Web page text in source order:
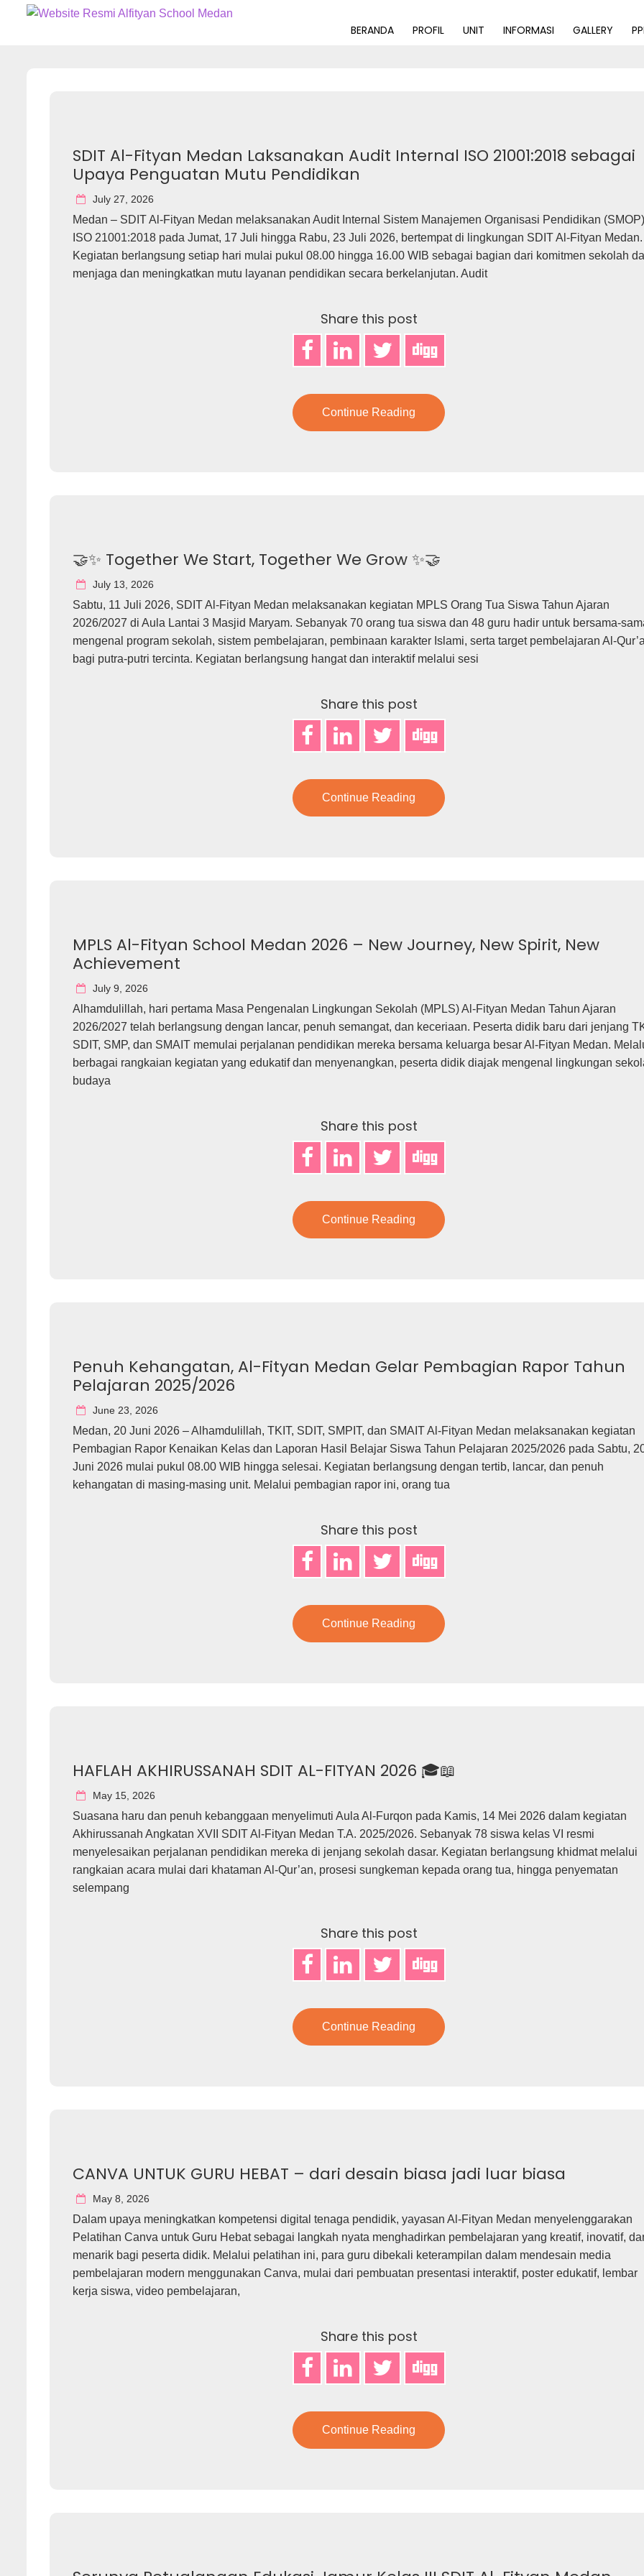
BERANDA PROFIL UNIT INFORMASI GALLERY
SD-IT
SDIT Al-Fityan Medan Laksanakan Audit Internal ISO 21001:2018 sebagai
Upaya Penguatan Mutu Pendidikan
July 27, 2026
Medan – SDIT Al-Fityan Medan melaksanakan Audit Internal Sistem Manajemen Organisasi Pendidikan (SMOP)
ISO 21001:2018 pada Jumat, 17 Juli hingga Rabu, 23 Juli 2026, bertempat di lingkungan SDIT Al-Fityan Medan.
Kegiatan berlangsung setiap hari mulai pukul 08.00 hingga 16.00 WIB sebagai bagian dari komitmen sekolah
menjaga dan meningkatkan mutu layanan pendidikan secara berkelanjutan. Audit
Share this post
Continue Reading
🤝✨ Together We Start, Together We Grow ✨🤝
July 13, 2026
Sabtu, 11 Juli 2026, SDIT Al-Fityan Medan melaksanakan kegiatan MPLS Orang Tua Siswa Tahun Ajaran
2026/2027 di Aula Lantai 3 Masjid Maryam. Sebanyak 70 orang tua siswa dan 48 guru hadir untuk bersama-
mengenal program sekolah, sistem pembelajaran, pembinaan karakter Islami, serta target pembelajaran Al-
bagi putra-putri tercinta. Kegiatan berlangsung hangat dan interaktif melalui sesi
Share this post
Continue Reading
MPLS Al-Fityan School Medan 2026 – New Journey, New Spirit, New
Achievement
July 9, 2026
Alhamdulillah, hari pertama Masa Pengenalan Lingkungan Sekolah (MPLS) Al-Fityan Medan Tahun Ajaran
2026/2027 telah berlangsung dengan lancar, penuh semangat, dan keceriaan. Peserta didik baru dari jenjang
SDIT, SMP, dan SMAIT memulai perjalanan pendidikan mereka bersama keluarga besar Al-Fityan Medan.
berbagai rangkaian kegiatan yang edukatif dan menyenangkan, peserta didik diajak mengenal lingkungan
budaya
Share this post
Continue Reading
Penuh Kehangatan, Al-Fityan Medan Gelar Pembagian Rapor Tahun
Pelajaran 2025/2026
June 23, 2026
Medan, 20 Juni 2026 – Alhamdulillah, TKIT, SDIT, SMPIT, dan SMAIT Al-Fityan Medan melaksanakan kegiatan
Pembagian Rapor Kenaikan Kelas dan Laporan Hasil Belajar Siswa Tahun Pelajaran 2025/2026 pada Sabtu,
Juni 2026 mulai pukul 08.00 WIB hingga selesai. Kegiatan berlangsung dengan tertib, lancar, dan penuh
kehangatan di masing-masing unit. Melalui pembagian rapor ini, orang tua
Share this post
Continue Reading
HAFLAH AKHIRUSSANAH SDIT AL-FITYAN 2026 🎓📖
May 15, 2026
Suasana haru dan penuh kebanggaan menyelimuti Aula Al-Furqon pada Kamis, 14 Mei 2026 dalam kegiatan
Akhirussanah Angkatan XVII SDIT Al-Fityan Medan T.A. 2025/2026. Sebanyak 78 siswa kelas VI resmi
menyelesaikan perjalanan pendidikan mereka di jenjang sekolah dasar. Kegiatan berlangsung khidmat melalui
rangkaian acara mulai dari khataman Al-Qur’an, prosesi sungkeman kepada orang tua, hingga penyematan
selempang
Share this post
Continue Reading
CANVA UNTUK GURU HEBAT – dari desain biasa jadi luar biasa
May 8, 2026
Dalam upaya meningkatkan kompetensi digital tenaga pendidik, yayasan Al-Fityan Medan menyelenggarakan
Pelatihan Canva untuk Guru Hebat sebagai langkah nyata menghadirkan pembelajaran yang kreatif, inovatif,
menarik bagi peserta didik. Melalui pelatihan ini, para guru dibekali keterampilan dalam mendesain media
pembelajaran modern menggunakan Canva, mulai dari pembuatan presentasi interaktif, poster edukatif, lembar
kerja siswa, video pembelajaran,
Share this post
Continue Reading